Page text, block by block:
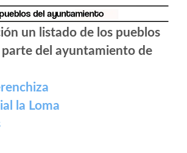
un listado de los pueblos
del ayuntamiento de
la Loma